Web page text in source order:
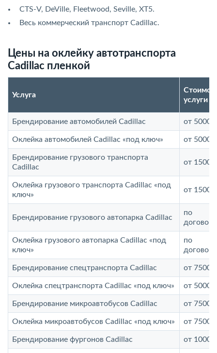
CTS-V, DeVille, Fleetwood, Seville, XT5.
Весь коммерческий транспорт Cadillac.
Цены на оклейку автотранспорта
Cadillac пленкой
Услуга
услуги
Брендирование автомобилей Cadillac от 5000
Оклейка автомобилей Cadillac «под ключ» от 5000
Брендирование грузового транспорта
Cadillac
от 15000
Оклейка грузового транспорта Cadillac «под
ключ»
от 15000
Брендирование грузового автопарка Cadillac
по
Оклейка грузового автопарка Cadillac «под
ключ»
по
Брендирование спецтранспорта Cadillac от 7500
Оклейка спецтранспорта Cadillac «под ключ» от 5000
Брендирование микроавтобусов Cadillac от 7500
Оклейка микроавтобусов Cadillac «под ключ» от 7500
Брендирование фургонов Cadillac от 10000